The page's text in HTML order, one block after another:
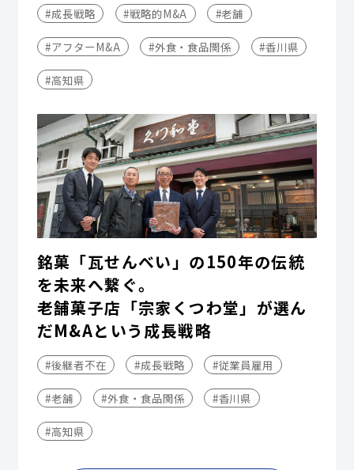
#成長戦略 #戦略的M&A #老舗
#アフターM&A #外食・食品関係 #香川県
#高知県
銘菓「瓦せんべい」の150年の伝統
を未来へ繋ぐ。
老舗菓子店「宗家くつわ堂」が選ん
だM&Aという成長戦略
#後継者不在 #成長戦略 #従業員雇用
#老舗 #外食・食品関係 #香川県
#高知県